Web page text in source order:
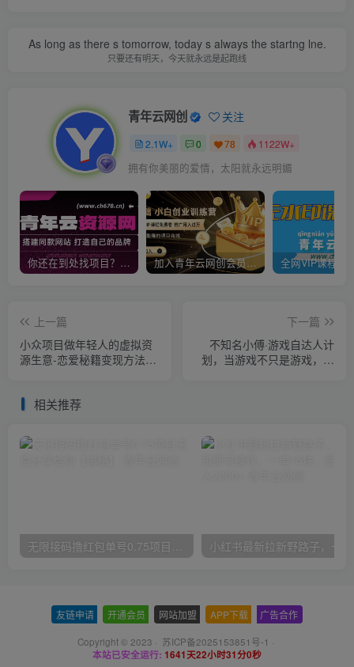
As long as there s tomorrow, today s always the startng lne.
只要还有明天，今天就永远是起跑线
青年云网创 关注
2.1W+ 0 78 1122W+
拥有你美丽的爱情，太阳就永远明媚
你还在到处找项目？还在当韭菜？我靠卖项目一个月收入5万+，曾经我也是个失败者。 加入青年云网创会员，全站资源免费学习。加入高级合伙人，推广日入1000+
上一篇
小众项目做年轻人的虚拟资
源生意-恋爱秘籍变现方法
下一篇
不知名小傅·游戏自达人计
划，​当游戏不只是游戏，利
相关推荐
无限接码撸红包单号0.75项目无偿分享给你【揭秘】
友链申请 开通会员 网站加盟 APP下载 广告合作
Copyright © 2023 · 苏ICP备2025153851号-1 ·
本站已安全运行: 1641天22小时31分1秒